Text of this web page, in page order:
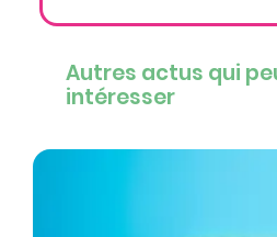
Autres actus qui
intéresser